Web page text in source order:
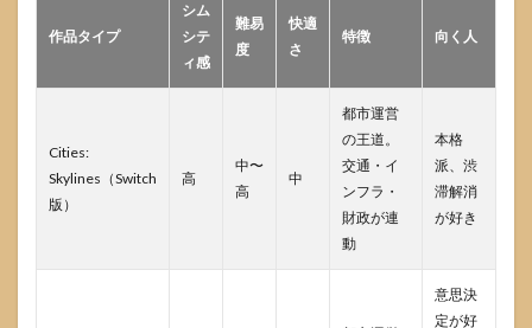
作品タイプ
シム
シテ
ィ感
難易
度
快適
さ
特徴 向く人
Cities:
Skylines（Switch
版）
高
中〜
高
中
都市運営
の王道。
交通・イ
ンフラ・
財政が連
動
本格
派、渋
滞解消
が好き
意思決
定が好